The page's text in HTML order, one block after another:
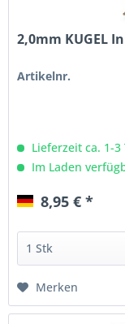
2,0mm KUGEL
Artikelnr.
Lieferzeit ca. 1-3
Im Laden
8,95 € *
Merken